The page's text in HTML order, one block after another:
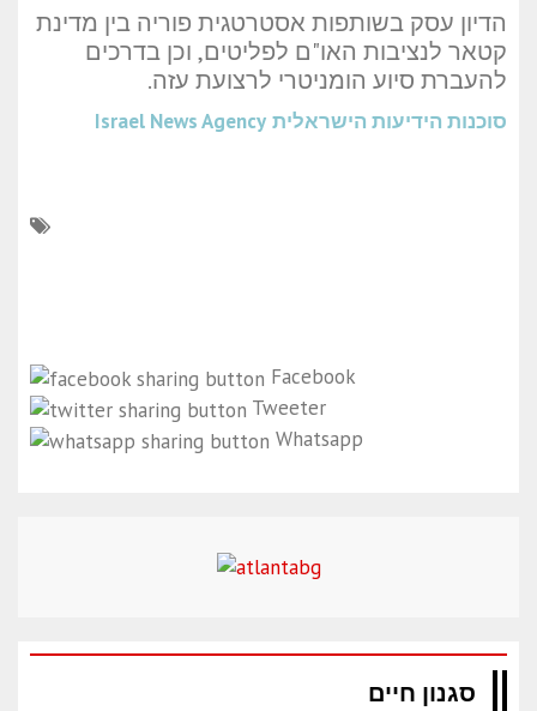
הדיון עסק בשותפות אסטרטגית פוריה בין מדינת
קטאר לנציבות האו"ם לפליטים, וכן בדרכים
להעברת סיוע הומניטרי לרצועת עזה.
סוכנות הידיעות הישראלית Israel News Agency
Facebook
Tweeter
Whatsapp
סגנון חיים